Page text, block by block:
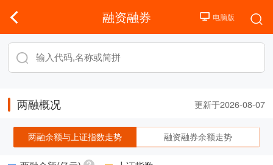
融资融券
两融概况 更新于2026-08-07
两融余额与上证指数走势 融资融券余额走势